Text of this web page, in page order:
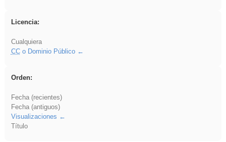
Licencia:
Cualquiera
CCo Dominio Público
Orden:
Fecha (recientes)
Fecha (antiguos)
Visualizaciones
Título